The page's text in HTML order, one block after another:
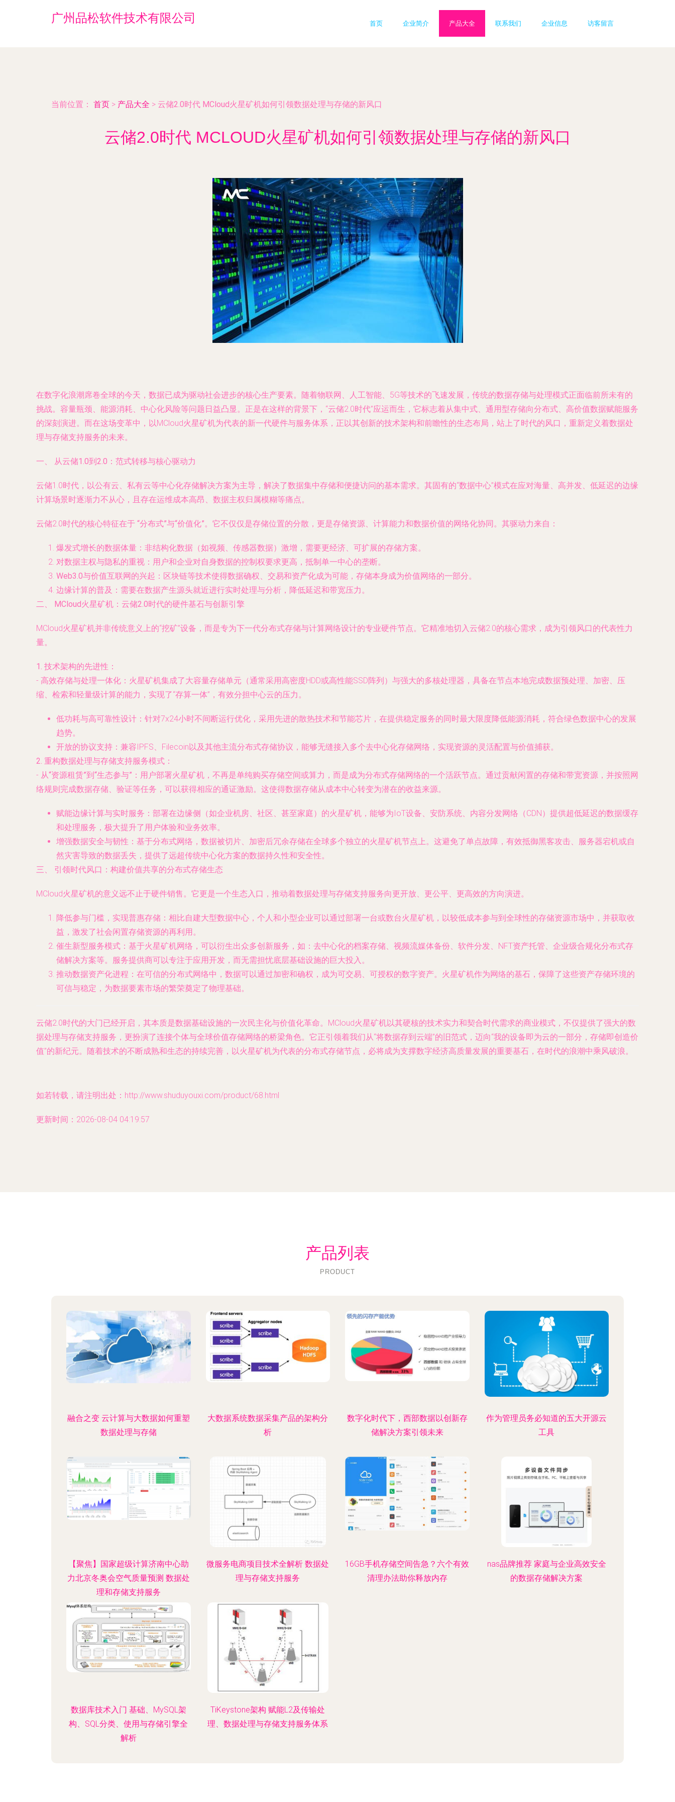
广州品松软件技术有限公司 首页 企业简介 产品大全 联系我们 企业信息 访客留言
当前位置： 首页 > 产品大全 > 云储2.0时代 MCloud火星矿机如何引领数据处理与存储的新风口
云储2.0时代 MCLOUD火星矿机如何引领数据处理与存储的新风口
在数字化浪潮席卷全球的今天，数据已成为驱动社会进步的核心生产要素。随着物联网、人工智能、5G等技术的飞速发展，传统的数据存储与处理模式正面临前所未有的
挑战。容量瓶颈、能源消耗、中心化风险等问题日益凸显。正是在这样的背景下，“云储2.0时代”应运而生，它标志着从集中式、通用型存储向分布式、高价值数据赋能服务
的深刻演进。而在这场变革中，以MCloud火星矿机为代表的新一代硬件与服务体系，正以其创新的技术架构和前瞻性的生态布局，站上了时代的风口，重新定义着数据处
理与存储支持服务的未来。
一、 从云储1.0到2.0：范式转移与核心驱动力
云储1.0时代，以公有云、私有云等中心化存储解决方案为主导，解决了数据集中存储和便捷访问的基本需求。其固有的“数据中心”模式在应对海量、高并发、低延迟的边缘
计算场景时逐渐力不从心，且存在运维成本高昂、数据主权归属模糊等痛点。
云储2.0时代的核心特征在于 “分布式”与“价值化”。它不仅仅是存储位置的分散，更是存储资源、计算能力和数据价值的网络化协同。其驱动力来自：
爆发式增长的数据体量 ：非结构化数据（如视频、传感器数据）激增，需要更经济、可扩展的存储方案。
对数据主权与隐私的重视 ：用户和企业对自身数据的控制权要求更高，抵制单一中心的垄断。
Web3.0与价值互联网的兴起 ：区块链等技术使得数据确权、交易和资产化成为可能，存储本身成为价值网络的一部分。
边缘计算的普及 ：需要在数据产生源头就近进行实时处理与分析，降低延迟和带宽压力。
二、 MCloud火星矿机：云储2.0时代的硬件基石与创新引擎
MCloud火星矿机并非传统意义上的“挖矿”设备，而是专为下一代分布式存储与计算网络设计的专业硬件节点。它精准地切入云储2.0的核心需求，成为引领风口的代表性力
量。
1. 技术架构的先进性：
- 高效存储与处理一体化 ：火星矿机集成了大容量存储单元（通常采用高密度HDD或高性能SSD阵列）与强大的多核处理器，具备在节点本地完成数据预处理、加密、压
缩、检索和轻量级计算的能力，实现了“存算一体”，有效分担中心云的压力。
低功耗与高可靠性设计 ：针对7x24小时不间断运行优化，采用先进的散热技术和节能芯片，在提供稳定服务的同时最大限度降低能源消耗，符合绿色数据中心的发展
趋势。
开放的协议支持 ：兼容IPFS、Filecoin以及其他主流分布式存储协议，能够无缝接入多个去中心化存储网络，实现资源的灵活配置与价值捕获。
2. 重构数据处理与存储支持服务模式：
- 从“资源租赁”到“生态参与” ：用户部署火星矿机，不再是单纯购买存储空间或算力，而是成为分布式存储网络的一个活跃节点。通过贡献闲置的存储和带宽资源，并按照网
络规则完成数据存储、验证等任务，可以获得相应的通证激励。这使得数据存储从成本中心转变为潜在的收益来源。
赋能边缘计算与实时服务 ：部署在边缘侧（如企业机房、社区、甚至家庭）的火星矿机，能够为IoT设备、安防系统、内容分发网络（CDN）提供超低延迟的数据缓存
和处理服务，极大提升了用户体验和业务效率。
增强数据安全与韧性 ：基于分布式网络，数据被切片、加密后冗余存储在全球多个独立的火星矿机节点上。这避免了单点故障，有效抵御黑客攻击、服务器宕机或自
然灾害导致的数据丢失，提供了远超传统中心化方案的数据持久性和安全性。
三、 引领时代风口：构建价值共享的分布式存储生态
MCloud火星矿机的意义远不止于硬件销售。它更是一个生态入口，推动着数据处理与存储支持服务向更开放、更公平、更高效的方向演进。
降低参与门槛，实现普惠存储 ：相比自建大型数据中心，个人和小型企业可以通过部署一台或数台火星矿机，以较低成本参与到全球性的存储资源市场中，并获取收
益，激发了社会闲置存储资源的再利用。
催生新型服务模式 ：基于火星矿机网络，可以衍生出众多创新服务，如：去中心化的档案存储、视频流媒体备份、软件分发、NFT资产托管、企业级合规化分布式存
储解决方案等。服务提供商可以专注于应用开发，而无需担忧底层基础设施的巨大投入。
推动数据资产化进程 ：在可信的分布式网络中，数据可以通过加密和确权，成为可交易、可授权的数字资产。火星矿机作为网络的基石，保障了这些资产存储环境的
可信与稳定，为数据要素市场的繁荣奠定了物理基础。
云储2.0时代的大门已经开启，其本质是数据基础设施的一次民主化与价值化革命。MCloud火星矿机以其硬核的技术实力和契合时代需求的商业模式，不仅提供了强大的数
据处理与存储支持服务，更扮演了连接个体与全球价值存储网络的桥梁角色。它正引领着我们从“将数据存到云端”的旧范式，迈向“我的设备即为云的一部分，存储即创造价
值”的新纪元。随着技术的不断成熟和生态的持续完善，以火星矿机为代表的分布式存储节点，必将成为支撑数字经济高质量发展的重要基石，在时代的浪潮中乘风破浪。
如若转载，请注明出处：http://www.shuduyouxi.com/product/68.html
更新时间：2026-08-04 04:19:57
产品列表
PRODUCT
融合之变 云计算与大数据如何重塑
数据处理与存储
大数据系统数据采集产品的架构分
析
数字化时代下，西部数据以创新存
储解决方案引领未来
作为管理员务必知道的五大开源云
工具
【聚焦】国家超级计算济南中心助
力北京冬奥会空气质量预测 数据处
理和存储支持服务
微服务电商项目技术全解析 数据处
理与存储支持服务
16GB手机存储空间告急？六个有效
清理办法助你释放内存
nas品牌推荐 家庭与企业高效安全
的数据存储解决方案
数据库技术入门 基础、MySQL架
构、SQL分类、使用与存储引擎全
解析
TiKeystone架构 赋能L2及传输处
理、数据处理与存储支持服务体系